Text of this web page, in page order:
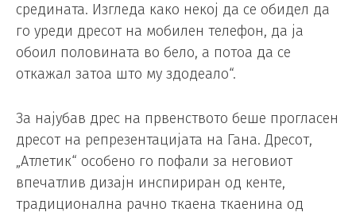
средината. Изгледа како некој да се обидел да
го уреди дресот на мобилен телефон, да ја
обоил половината во бело, а потоа да се
откажал затоа што му здодеало“.
За најубав дрес на првенството беше прогласен
дресот на репрезентацијата на Гана. Дресот,
„Атлетик“ особено го пофали за неговиот
впечатлив дизајн инспириран од кенте,
традиционална рачно ткаена ткаенина од